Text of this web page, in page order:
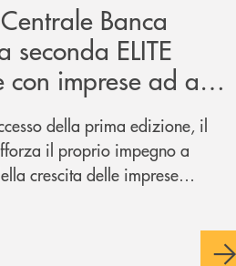
Banca
seconda ELITE
con imprese ad alto
della prima edizione, il
il proprio impegno a
crescita delle imprese